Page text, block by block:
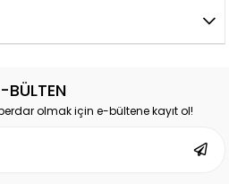
BÜLTEN
olmak için e-bültene kayıt ol!